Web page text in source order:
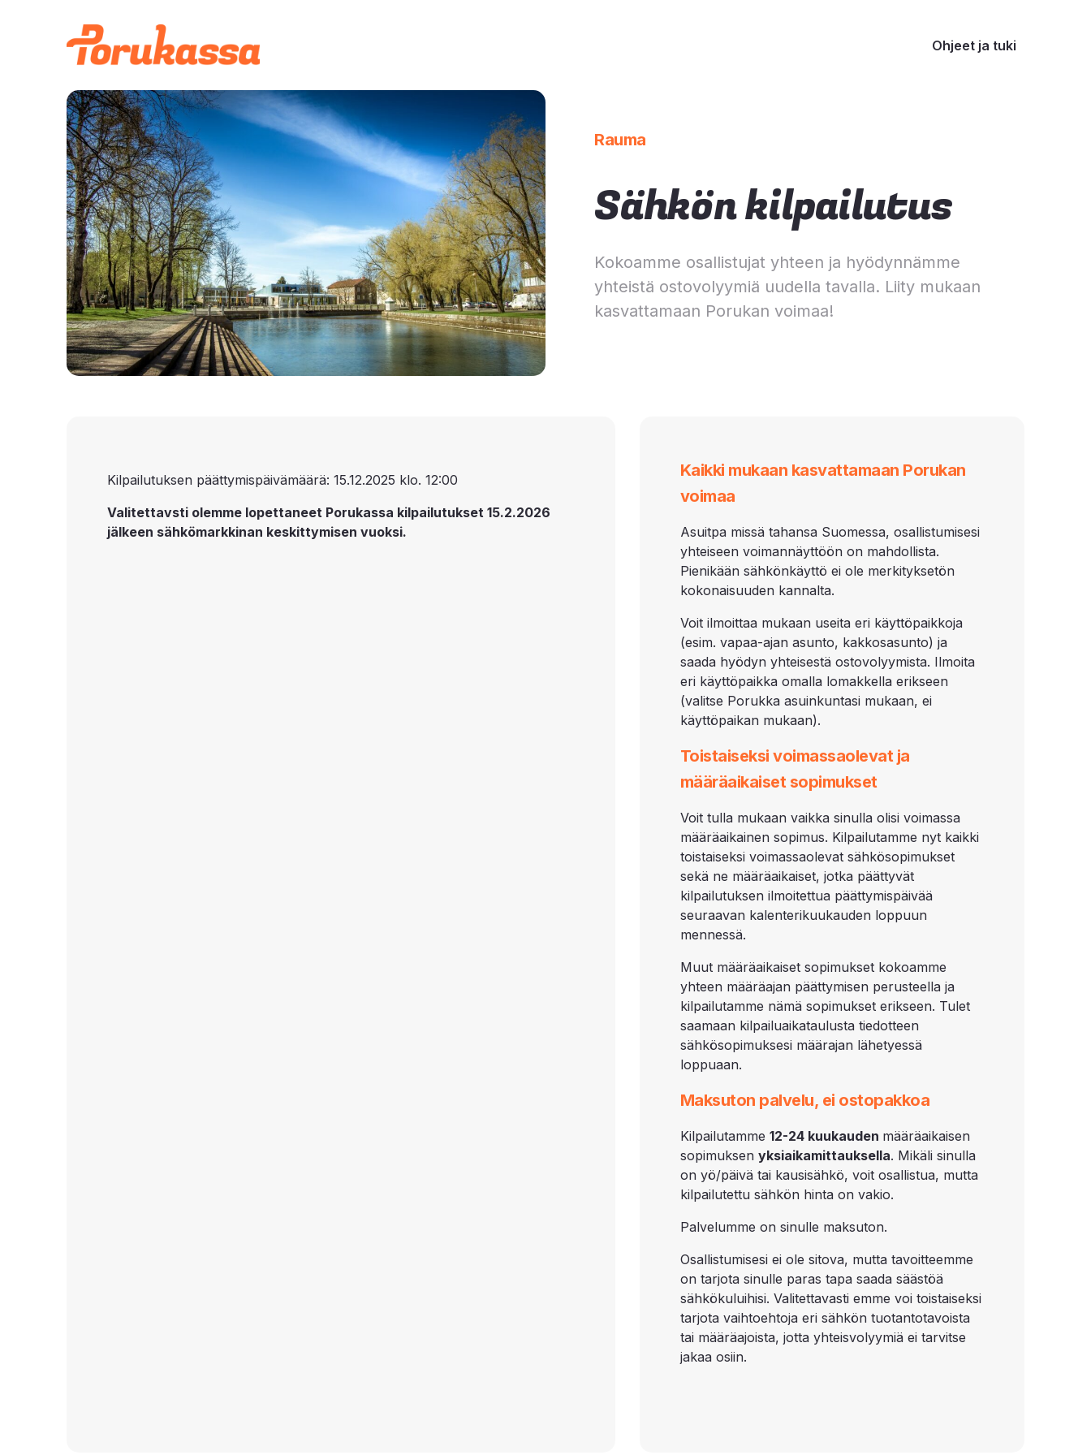
Ohjeet ja tuki
Rauma
Sähkön kilpailutus
Kokoamme osallistujat yhteen ja hyödynnämme
yhteistä ostovolyymiä uudella tavalla. Liity mukaan
kasvattamaan Porukan voimaa!
Kilpailutuksen päättymispäivämäärä: 15.12.2025 klo. 12:00
Valitettavsti olemme lopettaneet Porukassa kilpailutukset 15.2.2026
jälkeen sähkömarkkinan keskittymisen vuoksi.
Kaikki mukaan kasvattamaan Porukan
voimaa
Asuitpa missä tahansa Suomessa, osallistumisesi
yhteiseen voimannäyttöön on mahdollista.
Pienikään sähkönkäyttö ei ole merkityksetön
kokonaisuuden kannalta.
Voit ilmoittaa mukaan useita eri käyttöpaikkoja
(esim. vapaa-ajan asunto, kakkosasunto) ja
saada hyödyn yhteisestä ostovolyymista. Ilmoita
eri käyttöpaikka omalla lomakkella erikseen
(valitse Porukka asuinkuntasi mukaan, ei
käyttöpaikan mukaan).
Toistaiseksi voimassaolevat ja
määräaikaiset sopimukset
Voit tulla mukaan vaikka sinulla olisi voimassa
määräaikainen sopimus. Kilpailutamme nyt kaikki
toistaiseksi voimassaolevat sähkösopimukset
sekä ne määräaikaiset, jotka päättyvät
kilpailutuksen ilmoitettua päättymispäivää
seuraavan kalenterikuukauden loppuun
mennessä.
Muut määräaikaiset sopimukset kokoamme
yhteen määräajan päättymisen perusteella ja
kilpailutamme nämä sopimukset erikseen. Tulet
saamaan kilpailuaikataulusta tiedotteen
sähkösopimuksesi määrajan lähetyessä
loppuaan.
Maksuton palvelu, ei ostopakkoa
Kilpailutamme 12-24 kuukauden määräaikaisen
sopimuksen yksiaikamittauksella. Mikäli sinulla
on yö/päivä tai kausisähkö, voit osallistua, mutta
kilpailutettu sähkön hinta on vakio.
Palvelumme on sinulle maksuton.
Osallistumisesi ei ole sitova, mutta tavoitteemme
on tarjota sinulle paras tapa saada säästöä
sähkökuluihisi. Valitettavasti emme voi toistaiseksi
tarjota vaihtoehtoja eri sähkön tuotantotavoista
tai määräajoista, jotta yhteisvolyymiä ei tarvitse
jakaa osiin.